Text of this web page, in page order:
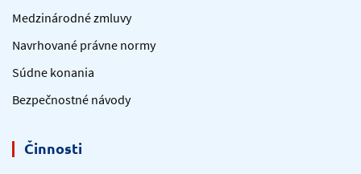
Medzinárodné zmluvy
Navrhované právne normy
Súdne konania
Bezpečnostné návody
Činnosti